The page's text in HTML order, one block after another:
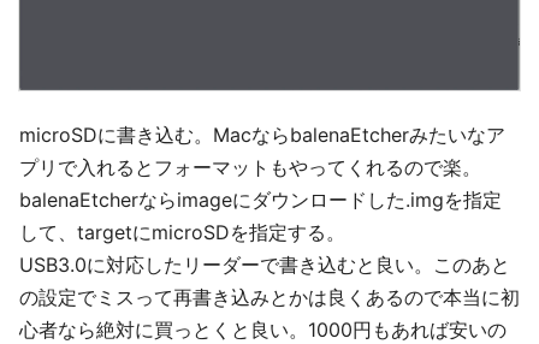
microSDに書き込む。MacならbalenaEtcherみたいなア
プリで入れるとフォーマットもやってくれるので楽。
balenaEtcherならimageにダウンロードした.imgを指定
して、targetにmicroSDを指定する。
USB3.0に対応したリーダーで書き込むと良い。このあと
の設定でミスって再書き込みとかは良くあるので本当に初
心者なら絶対に買っとくと良い。1000円もあれば安いの